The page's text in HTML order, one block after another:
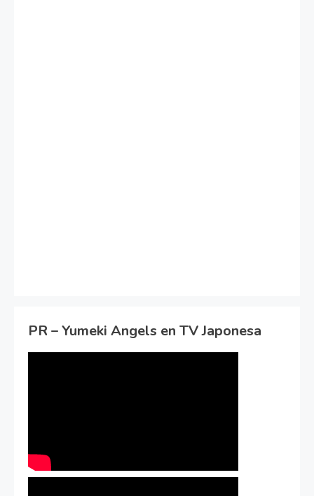
PR – Yumeki Angels en TV Japonesa